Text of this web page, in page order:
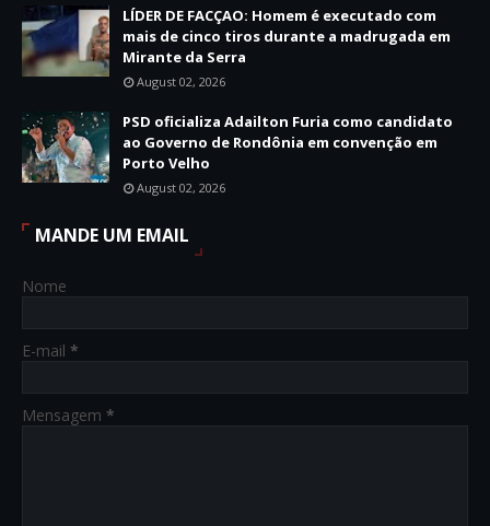
LÍDER DE FACÇAO: Homem é executado com
mais de cinco tiros durante a madrugada em
Mirante da Serra
August 02, 2026
PSD oficializa Adailton Furia como candidato
ao Governo de Rondônia em convenção em
Porto Velho
August 02, 2026
MANDE UM EMAIL
Nome
E-mail *
Mensagem *